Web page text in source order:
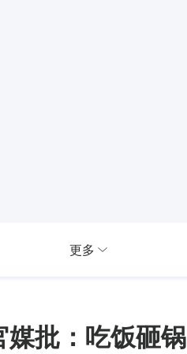
更多
批：吃饭砸锅